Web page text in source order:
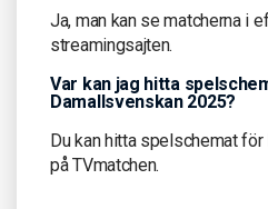
Ja, man kan se matcherna i
streamingsajten.
Var kan jag hitta
Damallsvenskan 2025?
Du kan hitta spelschemat
på TVmatchen.